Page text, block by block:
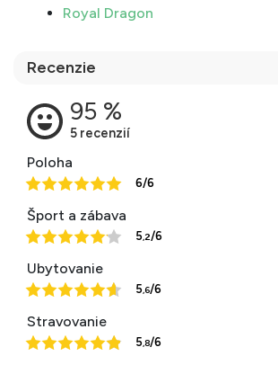
Royal Dragon
Recenzie
Poloha
6/6
Šport a zábava
5,2/6
Ubytovanie
5,6/6
Stravovanie
5,8/6